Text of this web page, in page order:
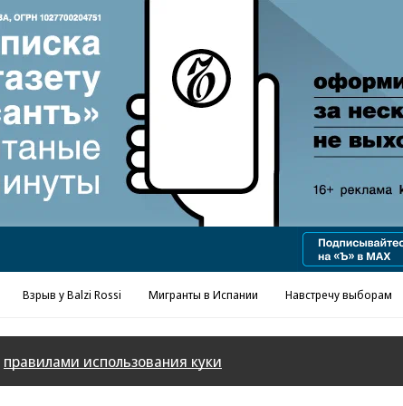
Взрыв у Balzi Rossi Мигранты в Испании Навстречу выборам
правилами использования куки